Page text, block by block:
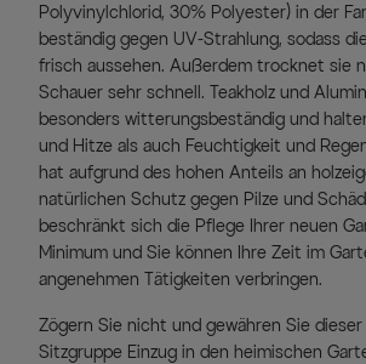
Polyvinylchlorid, 30% Polyester) in der
beständig gegen UV-Strahlung, sodass
frisch aussehen. Außerdem trocknet sie
Schauer sehr schnell. Teakholz und
besonders witterungsbeständig und
und Hitze als auch Feuchtigkeit und
hat aufgrund des hohen Anteils an
natürlichen Schutz gegen Pilze und
beschränkt sich die Pflege Ihrer neuen
Minimum und Sie können Ihre Zeit im
angenehmen Tätigkeiten verbringen.
Zögern Sie nicht und gewähren Sie
Sitzgruppe Einzug in den heimischen